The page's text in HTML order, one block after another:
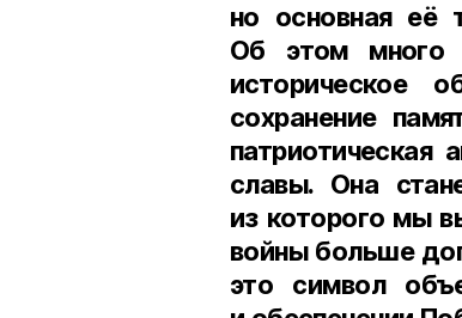
но основная её
Об этом много
историческое
сохранение
патриотическая
славы. Она
из которого мы
войны больше
это символ